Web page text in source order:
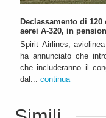
Declassamento di
aerei A-320, in
Spirit Airlines,
ha annunciato che
che includeranno il
dal... continua